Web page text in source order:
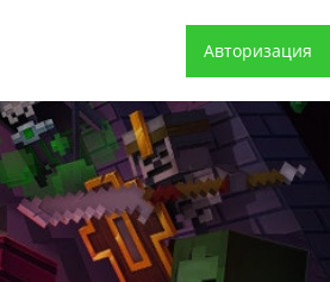
Авторизация